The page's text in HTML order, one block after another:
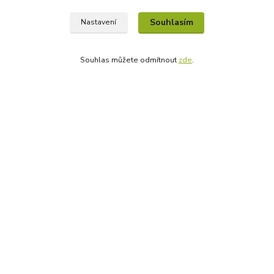
Sada pro růst vlasů
Masážní přípravky
Nastavení Souhlasím
Souhlas můžete odmítnout zde.